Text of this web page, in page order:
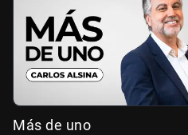
Más de uno